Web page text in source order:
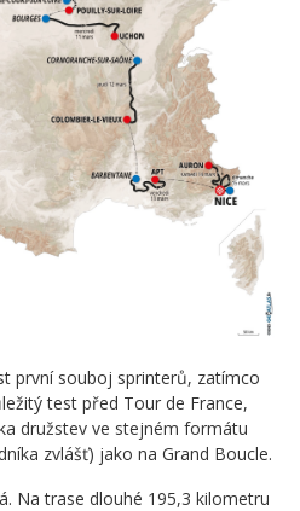
první souboj sprinterů, zatímco
test před Tour de France,
družstev ve stejném formátu
zvlášť) jako na Grand Boucle.
Na trase dlouhé 195,3 kilometru